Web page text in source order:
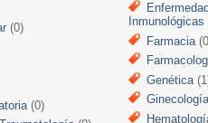
(0)
(0)
Inmunológicas
Farmacia
Genética
Ginecología